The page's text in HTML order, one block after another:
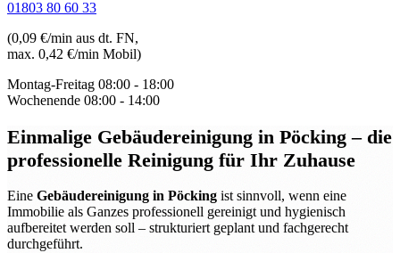
01803 80 60 33
(0,09 €/min aus dt. FN,
max. 0,42 €/min Mobil)
Montag-Freitag 08:00 - 18:00
Wochenende 08:00 - 14:00
Einmalige Gebäudereinigung in Pöcking– die
professionelle Reinigung für Ihr Zuhause
Eine Gebäudereinigung in Pöcking ist sinnvoll, wenn eine
Immobilie als Ganzes professionell gereinigt und hygienisch
aufbereitet werden soll – strukturiert geplant und fachgerecht
durchgeführt.